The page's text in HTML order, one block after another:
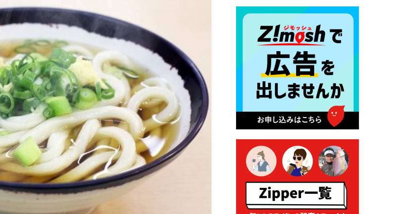
2026年7月21日 卜仙の郷 お
盆期間の営業時間のお知らせ
2026年7月17日 バス経路検索
のご利用案内
2026年7月10日 台湾伝統音楽
団体 「北埔八音団・楽善軒」
公演開催のお知らせ
ンディング型ふるさと納税の
実施について
2026年7月9日 農地法等に係
る各種申請に係る登記事項証
明書の添付省略について
2026年7月9日 廃食用油の回
収
2026年7月7日 「おゆずりコ